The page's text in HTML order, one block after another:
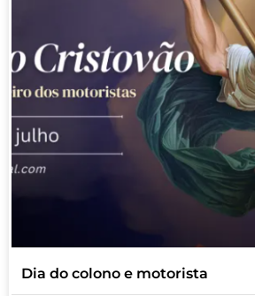
Dia do colono e motorista